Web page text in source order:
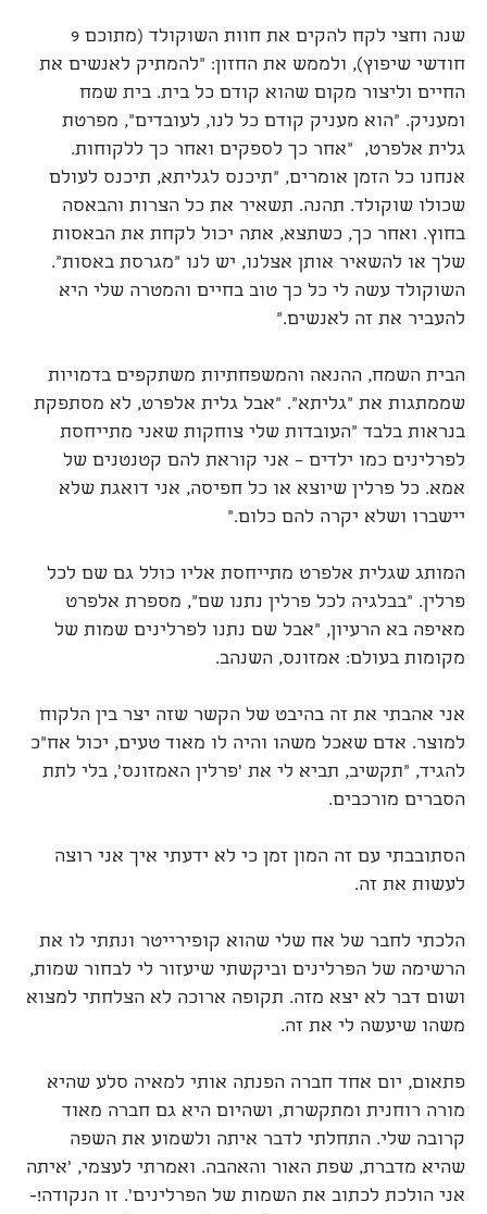
שנה וחצי לקח להקים את חוות השוקולד (מתוכם 9
חודשי שיפוץ), ולממש את החזון: "להמתיק לאנשים את
החיים וליצור מקום שהוא קודם כל בית. בית שמח
ומעניק. "הוא מעניק קודם כל לנו, לעובדים", מפרטת
גלית אלפרט, "אחר כך לספקים ואחר כך ללקוחות.
אנחנו כל הזמן אומרים, "תיכנס לגליתא, תיכנס לעולם
שכולו שוקולד. תהנה. תשאיר את כל הצרות והבאסה
בחוץ. ואחר כך, כשתצא, אתה יכול לקחת את הבאסות
שלך או להשאיר אותן אצלנו, יש לנו "מגרסת באסות".
השוקולד עשה לי כל כך טוב בחיים והמטרה שלי היא
להעביר את זה לאנשים."
הבית השמח, ההנאה והמשפחתיות משתקפים בדמויות
שממתגות את "גליתא". "אבל גלית אלפרט, לא מסתפקת
בנראות בלבד "העובדות שלי צוחקות שאני מתייחסת
לפרלינים כמו ילדים – אני קוראת להם קטנטנים של
אמא. כל פרלין שיוצא או כל חפיסה, אני דואגת שלא
יישברו ושלא יקרה להם כלום."
המותג שגלית אלפרט מתייחסת אליו כולל גם שם לכל
פרלין. "בבלגיה לכל פרלין נתנו שם", מספרת אלפרט
מאיפה בא הרעיון, "אבל שם נתנו לפרלינים שמות של
מקומות בעולם: אמזונס, השנהב.
אני אהבתי את זה בהיבט של הקשר שזה יצר בין הלקוח
למוצר. אדם שאכל משהו והיה לו מאוד טעים, יכול אח"כ
להגיד, "תקשיב, תביא לי את 'פרלין האמזונס', בלי לתת
הסברים מורכבים.
הסתובבתי עם זה המון זמן כי לא ידעתי איך אני רוצה
לעשות את זה.
הלכתי לחבר של אח שלי שהוא קופירייטר ונתתי לו את
הרשימה של הפרלינים וביקשתי שיעזור לי לבחור שמות,
ושום דבר לא יצא מזה. תקופה ארוכה לא הצלחתי למצוא
משהו שיעשה לי את זה.
פתאום, יום אחד חברה הפנתה אותי למאיה סלע שהיא
מורה רוחנית ומתקשרת, ושהיום היא גם חברה מאוד
קרובה שלי. התחלתי לדבר איתה ולשמוע את השפה
שהיא מדברת, שפת האור והאהבה. ואמרתי לעצמי, 'איתה
אני הולכת לכתוב את השמות של הפרלינים'. זו הנקודה!-